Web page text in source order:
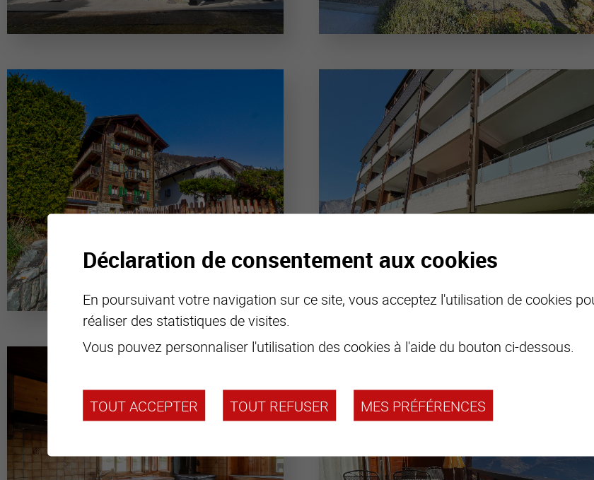
Déclaration de consentement aux cookies
En poursuivant votre navigation sur ce site, vous acceptez l'utilisation de cookies
réaliser des statistiques de visites.
Vous pouvez personnaliser l'utilisation des cookies à l'aide du bouton ci-dessous.
TOUT ACCEPTER TOUT REFUSER MES PRÉFÉRENCES